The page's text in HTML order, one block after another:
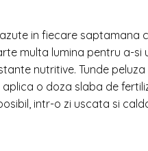
in fiecare saptamana
multa lumina pentru a-si
nutritive. Tunde
o doza slaba de
intr-o zi uscata si